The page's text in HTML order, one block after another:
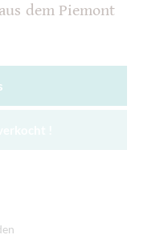
dem Piemont